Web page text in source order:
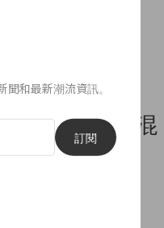
歲日本瑞士混
橋本環奈還要漂亮！
和最新潮流資訊。
訂閱